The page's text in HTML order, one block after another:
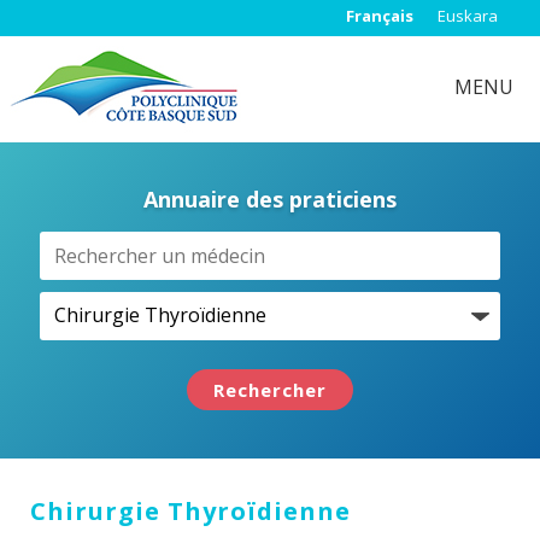
Français Euskara
MENU
Annuaire des praticiens
Rechercher
Chirurgie Thyroïdienne